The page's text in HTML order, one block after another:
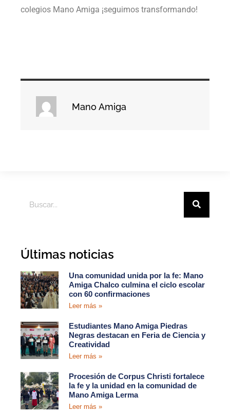
colegios Mano Amiga ¡seguimos transformando!
Mano Amiga
Últimas noticias
Una comunidad unida por la fe: Mano
Amiga Chalco culmina el ciclo escolar
con 60 confirmaciones
Leer más »
Estudiantes Mano Amiga Piedras
Negras destacan en Feria de Ciencia y
Creatividad
Leer más »
Procesión de Corpus Christi fortalece
la fe y la unidad en la comunidad de
Mano Amiga Lerma
Leer más »